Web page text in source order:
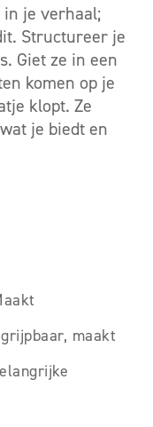
je verhaal;
Structureer je
Giet ze in een
komen op je
klopt. Ze
je biedt en
maakt